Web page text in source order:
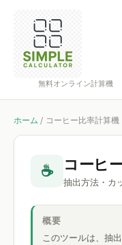
無料オンライン計算機
ホーム / コーヒー比率計算機
☕ コーヒ
抽出方法・カ
概要
このツールは、抽